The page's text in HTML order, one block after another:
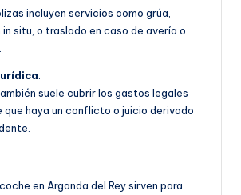
incluyen servicios como grúa,
situ, o traslado en caso de avería o
:
suele cubrir los gastos legales
que haya un conflicto o juicio derivado
en Arganda del Rey sirven para